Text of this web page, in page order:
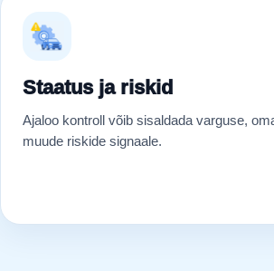
Staatus ja riskid
Ajaloo kontroll võib sisaldada varguse,
muude riskide signaale.